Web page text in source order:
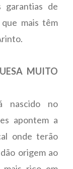
garantias de
mais têm
MUITO
nascido no
apontem a
onde terão
origem ao